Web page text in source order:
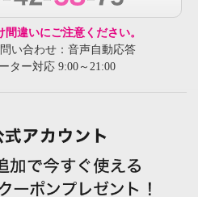
違いにご注意ください。
い合わせ：音声自動応答
ター対応 9:00～21:00